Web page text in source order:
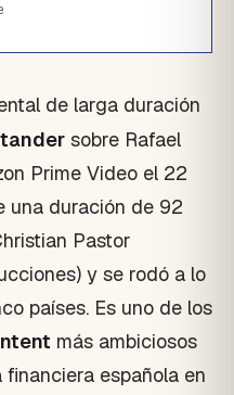
de larga duración
sobre Rafael
Prime Video el 22
una duración de 92
Pastor
y se rodó a lo
países. Es uno de los
más ambiciosos
española en